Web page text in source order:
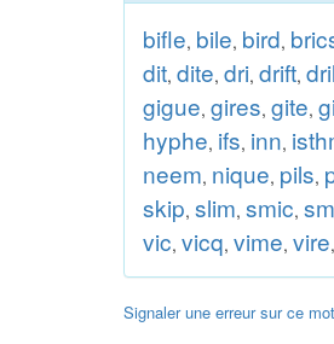
bifle, bile, bird,
dit, dite, dri, drift,
gigue, gires, gite,
hyphe, ifs, inn,
neem, nique, pils,
skip, slim, smic,
vic, vicq, vime, vire,
Signaler une erreur sur ce